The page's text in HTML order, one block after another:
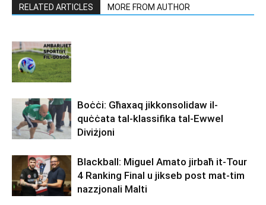
RELATED ARTICLES MORE FROM AUTHOR
Boċċi: Għaxaq jikkonsolidaw il-
quċċata tal-klassifika tal-Ewwel
Diviżjoni
Blackball: Miguel Amato jirbaħ it-Tour
4 Ranking Final u jikseb post mat-tim
nazzjonali Malti